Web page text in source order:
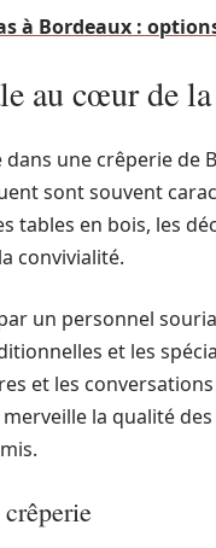
à Bordeaux :
au cœur de
dans une crêperie
sont souvent
tables en bois, les
convivialité.
un personnel
et les
et les
la qualité